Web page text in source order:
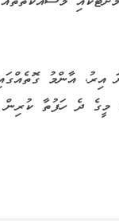
މީގެ ދެ ހަފުތާ